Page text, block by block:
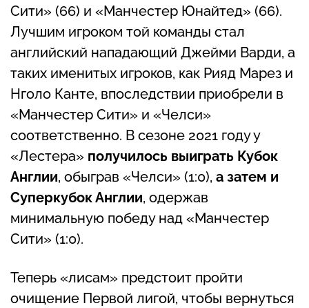
Сити» (66) и «Манчестер Юнайтед» (66).
Лучшим игроком той команды стал
английский нападающий Джейми Варди, а
таких именитых игроков, как Рияд Марез и
Нголо Канте, впоследствии приобрели в
«Манчестер Сити» и «Челси»
соответственно. В сезоне 2021 году у
«Лестера» получилось выиграть Кубок
Англии, обыграв «Челси» (1:0), а затем и
Суперкубок Англии, одержав
минимальную победу над «Манчестер
Сити» (1:0).
Теперь «лисам» предстоит пройти
очищение Первой лигой, чтобы вернуться